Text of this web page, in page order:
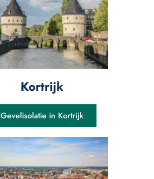
Kortrijk
Gevelisolatie in Kortrijk